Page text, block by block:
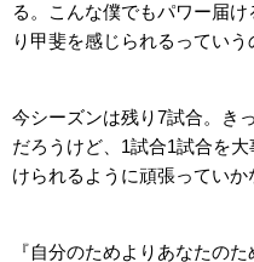
る。こんな僕でもパワー届
り甲斐を感じられるっていう
今シーズンは残り7試合。き
だろうけど、1試合1試合を
けられるように頑張っていか
『自分のためよりあなたのた